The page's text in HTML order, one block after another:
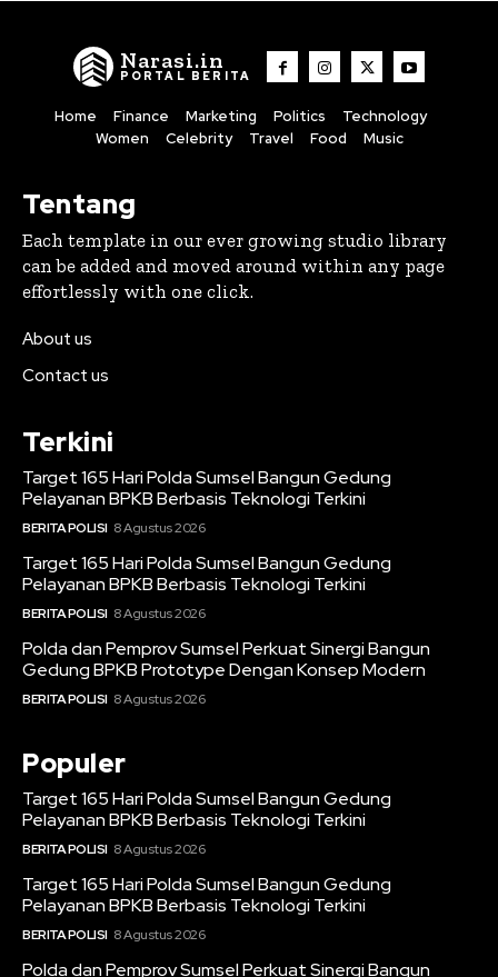
Narasi.in
PORTAL BERITA
Home Finance Marketing Politics
Technology
Women
Celebrity Travel Food Music
Tentang
Each template in our ever growing studio library
can be added and moved around within any page
effortlessly with one click.
About us
Contact us
Terkini
Target 165 Hari Polda Sumsel Bangun Gedung
Pelayanan BPKB Berbasis Teknologi Terkini
BERITA POLISI 8 Agustus 2026
Target 165 Hari Polda Sumsel Bangun Gedung
Pelayanan BPKB Berbasis Teknologi Terkini
BERITA POLISI 8 Agustus 2026
Polda dan Pemprov Sumsel Perkuat Sinergi Bangun
Gedung BPKB Prototype Dengan Konsep Modern
BERITA POLISI 8 Agustus 2026
Populer
Target 165 Hari Polda Sumsel Bangun Gedung
Pelayanan BPKB Berbasis Teknologi Terkini
BERITA POLISI 8 Agustus 2026
Target 165 Hari Polda Sumsel Bangun Gedung
Pelayanan BPKB Berbasis Teknologi Terkini
BERITA POLISI 8 Agustus 2026
Polda dan Pemprov Sumsel Perkuat Sinergi Bangun